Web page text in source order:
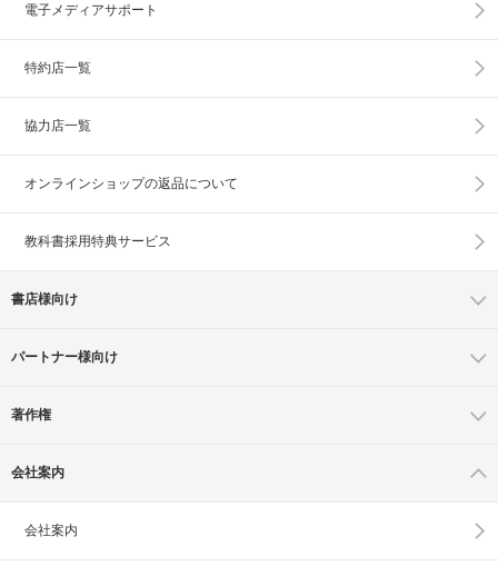
電子メディアサポート
特約店一覧
協力店一覧
オンラインショップの返品について
教科書採用特典サービス
書店様向け
パートナー様向け
著作権
会社案内
会社案内